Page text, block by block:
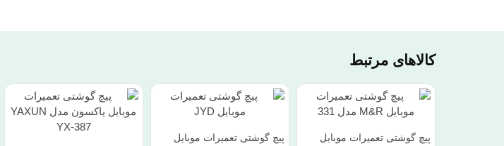
کالاهای مرتبط
پیچ گوشتی تعمیرات موبایل
پیچ گوشتی تعمیرات موبایل